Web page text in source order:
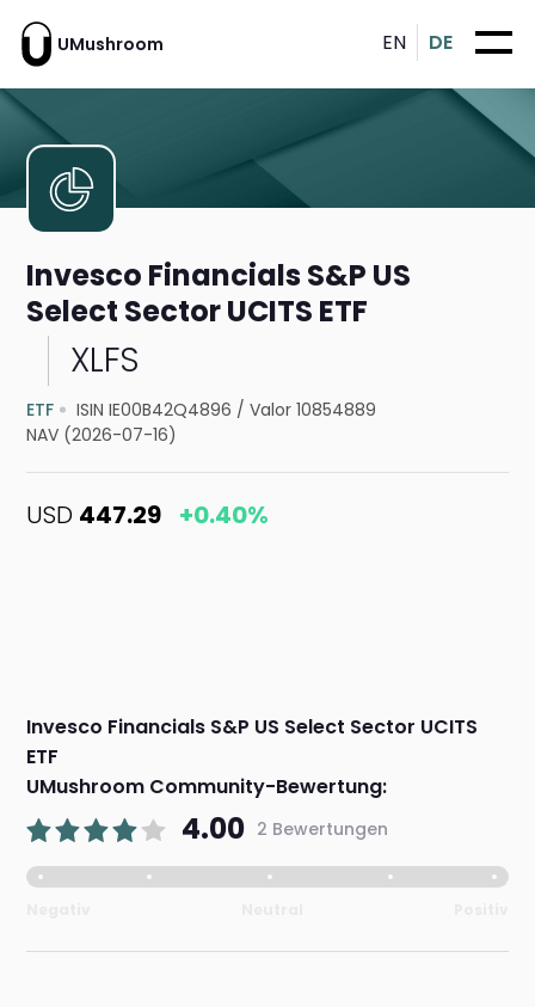
UMushroom EN DE
Invesco Financials S&P US
Select Sector UCITS ETF
XLFS
ETF ISIN IE00B42Q4896 /Valor 10854889
NAV (2026-07-16)
USD 447.29 +0.40%
Invesco Financials S&P US Select Sector UCITS
ETF
UMushroom Community-Bewertung:
4.00 2 Bewertungen